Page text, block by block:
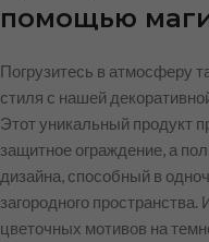
помощью
Погрузитесь в атмосферу
стиля с нашей
Этот уникальный продукт
защитное ограждение, а
дизайна, способный в
загородного
цветочных мотивов на